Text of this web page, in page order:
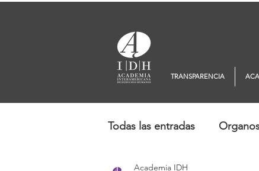
Todas las entradas
Academia IDH
TRANSPARENCIA